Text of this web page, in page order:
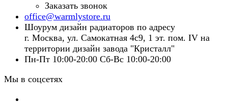
Заказать звонок
office@warmlystore.ru
Шоурум дизайн радиаторов по адресу
г. Москва, ул. Самокатная 4с9, 1 эт. пом. IV на
территории дизайн завода "Кристалл"
Пн-Пт 10:00-20:00 Сб-Вс 10:00-20:00
Мы в соцсетях